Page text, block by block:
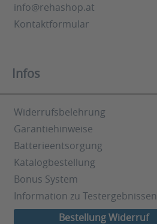
info@rehashop.at
Kontaktformular
Infos
Widerrufsbelehrung
Garantiehinweise
Batterieentsorgung
Katalogbestellung
Bonus System
Information zu Testergebnissen
Bestellung Widerruf